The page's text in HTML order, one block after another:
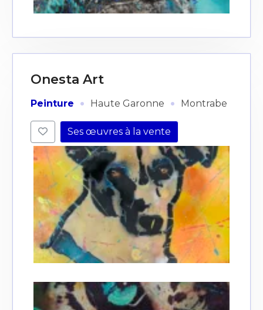
Onesta Art
Peinture · Haute Garonne · Montrabe
Ses œuvres à la vente